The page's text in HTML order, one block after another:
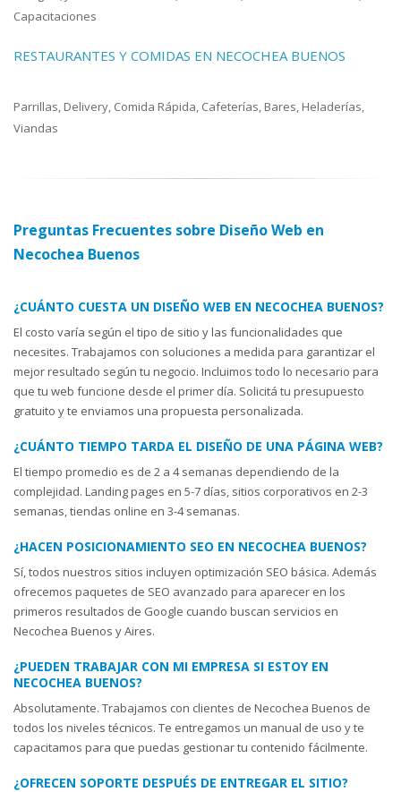
Capacitaciones
RESTAURANTES Y COMIDAS EN NECOCHEA BUENOS
Parrillas, Delivery, Comida Rápida, Cafeterías, Bares, Heladerías,
Viandas
Preguntas Frecuentes sobre Diseño Web en
Necochea Buenos
¿CUÁNTO CUESTA UN DISEÑO WEB EN NECOCHEA BUENOS?
El costo varía según el tipo de sitio y las funcionalidades que
necesites. Trabajamos con soluciones a medida para garantizar el
mejor resultado según tu negocio. Incluimos todo lo necesario para
que tu web funcione desde el primer día. Solicitá tu presupuesto
gratuito y te enviamos una propuesta personalizada.
¿CUÁNTO TIEMPO TARDA EL DISEÑO DE UNA PÁGINA WEB?
El tiempo promedio es de 2 a 4 semanas dependiendo de la
complejidad. Landing pages en 5-7 días, sitios corporativos en 2-3
semanas, tiendas online en 3-4 semanas.
¿HACEN POSICIONAMIENTO SEO EN NECOCHEA BUENOS?
Sí, todos nuestros sitios incluyen optimización SEO básica. Además
ofrecemos paquetes de SEO avanzado para aparecer en los
primeros resultados de Google cuando buscan servicios en
Necochea Buenos y Aires.
¿PUEDEN TRABAJAR CON MI EMPRESA SI ESTOY EN
NECOCHEA BUENOS?
Absolutamente. Trabajamos con clientes de Necochea Buenos de
todos los niveles técnicos. Te entregamos un manual de uso y te
capacitamos para que puedas gestionar tu contenido fácilmente.
¿OFRECEN SOPORTE DESPUÉS DE ENTREGAR EL SITIO?